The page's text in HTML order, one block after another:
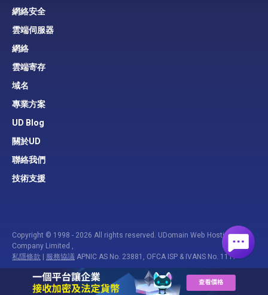
網絡安全
雲端伺服器
網絡
雲端寄存
域名
專業方案
UD Blog
關於UD
聯絡我們
技術支援
Copyright © 1998 - 2026 All rights reserved. UDomain Web Hosting
Company Limited ,
私隱條款 | 服務協議APNIC AS No. 23881, OFCA ISP & IVANS No. 1117